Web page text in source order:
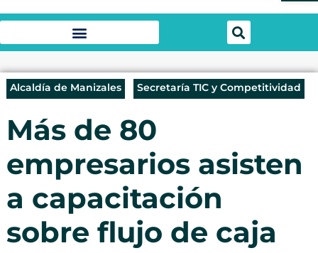
Alcaldía de Manizales Secretaría TIC y Competitividad
Más de 80
empresarios asisten
a capacitación
sobre flujo de caja